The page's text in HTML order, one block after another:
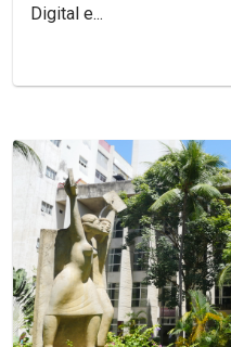
Digital e...